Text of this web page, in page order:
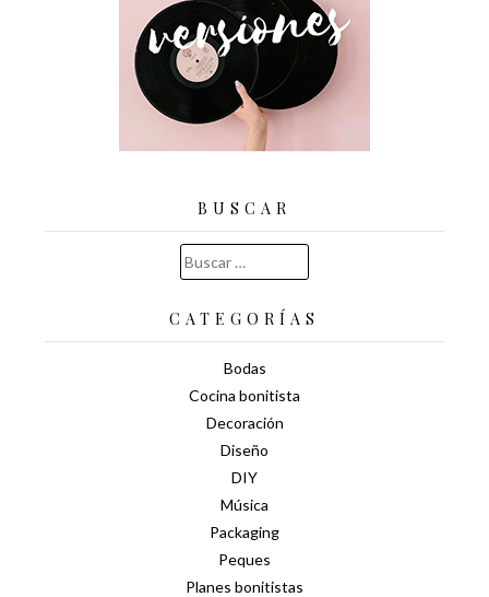
BUSCAR
Buscar:
CATEGORÍAS
Bodas
Cocina bonitista
Decoración
Diseño
DIY
Música
Packaging
Peques
Planes bonitistas